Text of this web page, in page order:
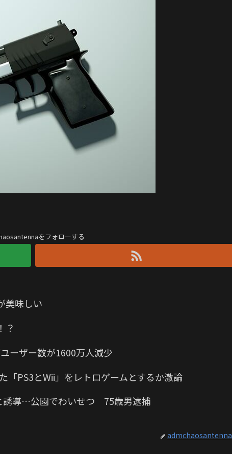
をフォローする
美味しい
？
ユーザー数が1600万人減少
「PS3とWii」をレトロゲームとするか激論
誘導…公園でわいせつ 75歳男逮捕
admchaosantenna